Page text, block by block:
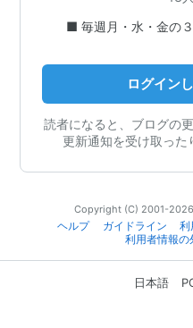
■ 毎週月・水・金の
ログイン
読者になると、ブログの
更新通知を受け取った
Copyright (C) 2001-
ヘルプ
ガイドライン 利
利用者情報の
日本語